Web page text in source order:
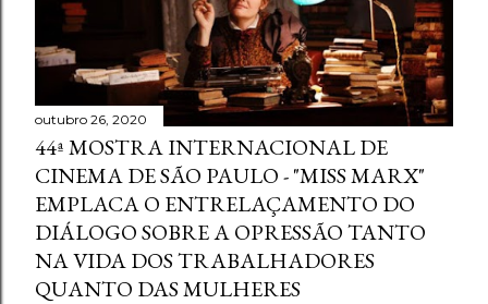
outubro 26, 2020
44ª MOSTRA INTERNACIONAL DE
CINEMA DE SÃO PAULO - "MISS MARX"
EMPLACA O ENTRELAÇAMENTO DO
DIÁLOGO SOBRE A OPRESSÃO TANTO
NA VIDA DOS TRABALHADORES
QUANTO DAS MULHERES